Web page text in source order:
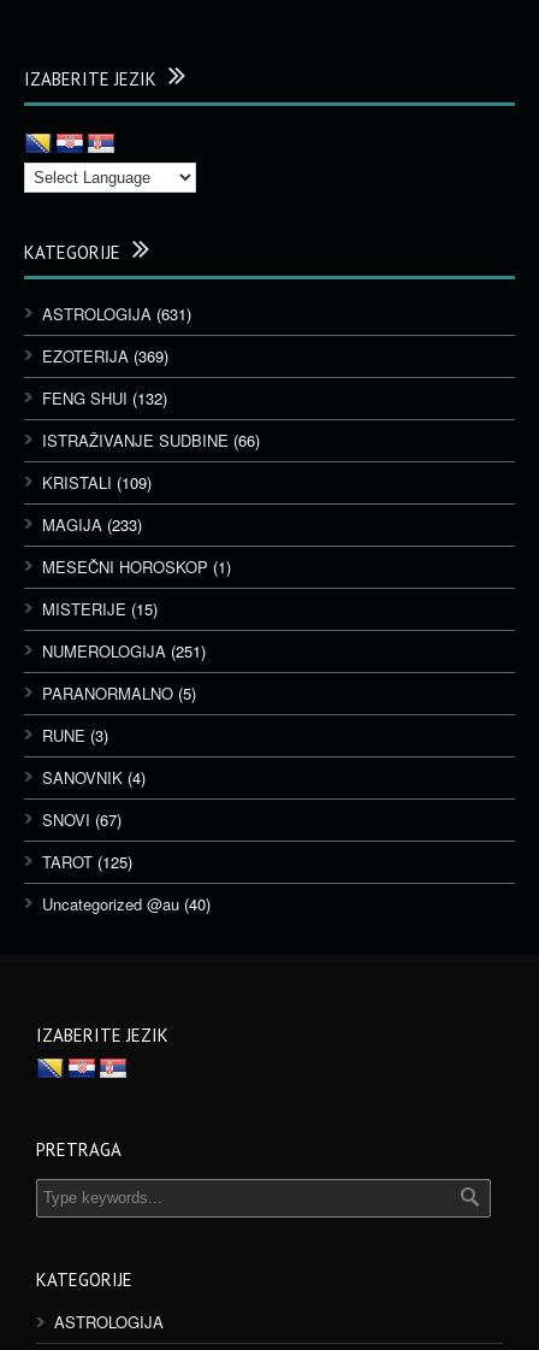
IZABERITE JEZIK
KATEGORIJE
ASTROLOGIJA (631)
EZOTERIJA (369)
FENG SHUI (132)
ISTRAŽIVANJE SUDBINE (66)
KRISTALI (109)
MAGIJA (233)
MESEČNI HOROSKOP (1)
MISTERIJE (15)
NUMEROLOGIJA (251)
PARANORMALNO (5)
RUNE (3)
SANOVNIK (4)
SNOVI (67)
TAROT (125)
Uncategorized @au (40)
IZABERITE JEZIK
PRETRAGA
KATEGORIJE
ASTROLOGIJA